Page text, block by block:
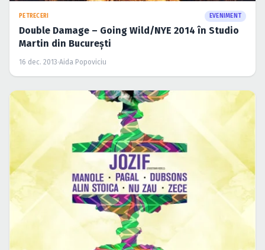
PETRECERI EVENIMENT
Double Damage – Going Wild/NYE 2014 în Studio
Martin din Bucureşti
16 dec. 2013·Aida Popoviciu